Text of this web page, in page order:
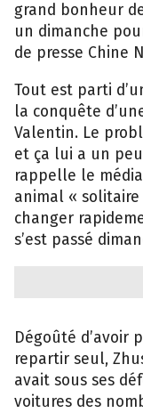
grand bonheur
un dimanche
de presse Chine
Tout est parti
la conquête
Valentin. Le
et ça lui a un
rappelle le
animal «
changer
s’est passé
Dégoûté d’avoir
repartir seul,
avait sous ses
voitures des